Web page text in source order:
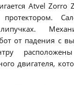
Atvel Zorro
от падения с
двигателя,